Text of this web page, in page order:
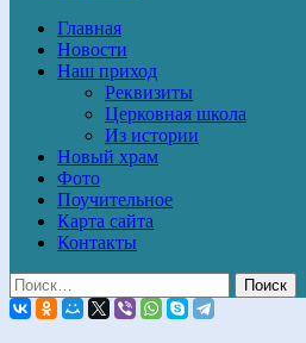
Главная
Новости
Наш приход
Реквизиты
Церковная школа
Из истории
Новый храм
Фото
Поучительное
Карта сайта
Контакты